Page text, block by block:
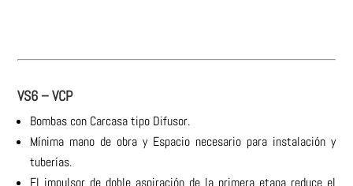
VS6 – VCP
Bombas con Carcasa tipo Difusor.
Mínima mano de obra y Espacio necesario para instalación y
tuberías.
El impulsor de doble aspiración de la primera etapa reduce el